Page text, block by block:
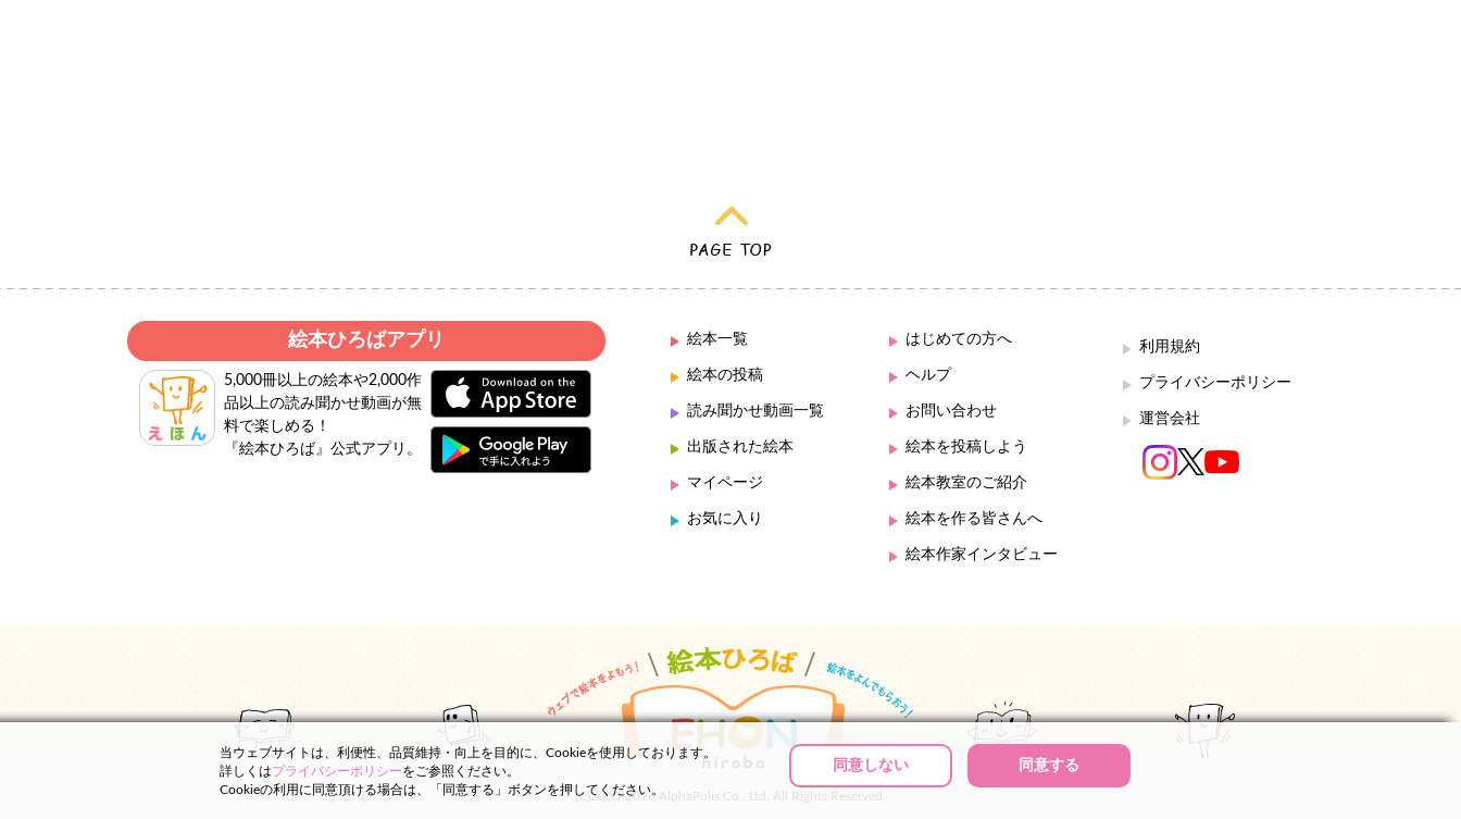
絵本ひろばアプリ
5,000冊以上の絵本や2,000作
品以上の読み聞かせ動画が無
料で楽しめる！
『絵本ひろば』公式アプリ。
絵本一覧
絵本の投稿
読み聞かせ動画一覧
出版された絵本
マイページ
お気に入り
はじめての方へ
ヘルプ
お問い合わせ
絵本を投稿しよう
絵本教室のご紹介
絵本を作る皆さんへ
絵本作家インタビュー
利用規約
プライバシーポリシー
運営会社
(C)2000-2026 AlphaPolis Co., Ltd. All Rights Reserved.
当ウェブサイトは、利便性、品質維持・向上を目的に、Cookieを使用しております。
詳しくはプライバシーポリシーをご参照ください。
Cookieの利用に同意頂ける場合は、「同意する」ボタンを押してください。
同意しない 同意する